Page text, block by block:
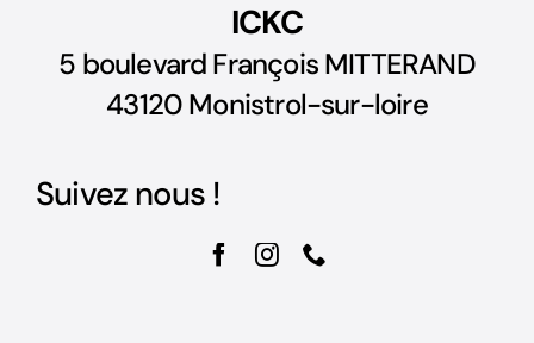
ICKC
5 boulevard François MITTERAND
43120 Monistrol-sur-loire
Suivez nous !